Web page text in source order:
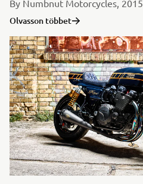
By Numbnut Motorcycles, 2015
Olvasson többet